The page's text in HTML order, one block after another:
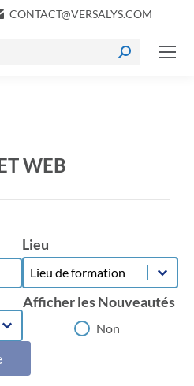
CONTACT@VERSALYS.COM
WEB
Lieu
Lieu
Lieu
Afficher les Nouveautés
Afficher les Nouveautés
Non